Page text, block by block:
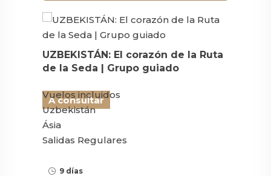
A consultar
UZBEKISTÁN: El corazón de la Ruta
de la Seda | Grupo guiado
Vuelos incluidos
Uzbekistán
Ásia
Salidas Regulares
9 días